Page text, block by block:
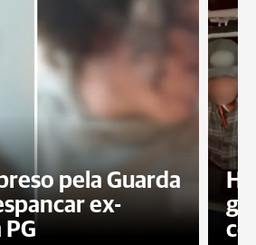
pela Guarda
ex-